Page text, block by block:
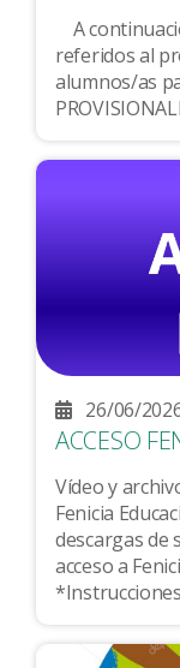
referidos al
alumnos/as para
26/06/
ACCESO
Vídeo y
Fenicia
descargas de su
acceso a Fenicia *Manual Fenicia
*Instrucciones